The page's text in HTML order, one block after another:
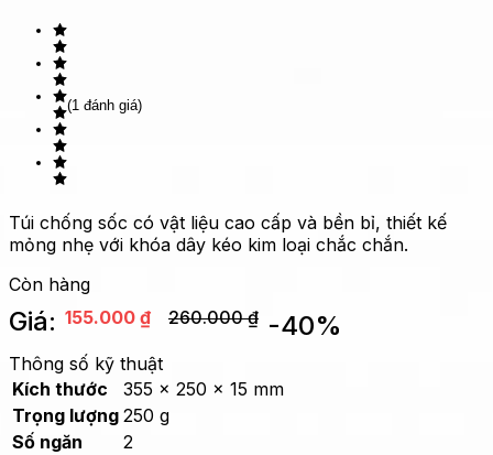
(1 đánh giá)
Túi chống sốc có vật liệu cao cấp và bền bỉ, thiết kế
mỏng nhẹ với khóa dây kéo kim loại chắc chắn.
Còn hàng
Giá: 155.000 ₫ 260.000₫ -40%
Thông số kỹ thuật
Kích thước
355 x 250 x 15 mm
Trọng lượng 250 g
Số ngăn
2